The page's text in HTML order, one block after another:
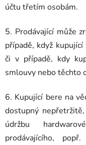
účtu třetím osobám.
5. Prodávající může
případě, když
či v případě, kdy
smlouvy nebo těchto
6. Kupující bere na
dostupný
údržbu
prodávajícího,